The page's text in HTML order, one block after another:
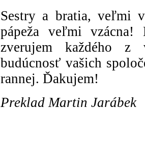
Sestry a bratia, veľmi
pápeža veľmi
zverujem každého
budúcnosť vašich
rannej. Ďakujem!
Preklad Martin Jarábek